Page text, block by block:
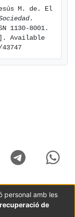
M. de. El
.
1130-8001.
Available
personal amb les
de